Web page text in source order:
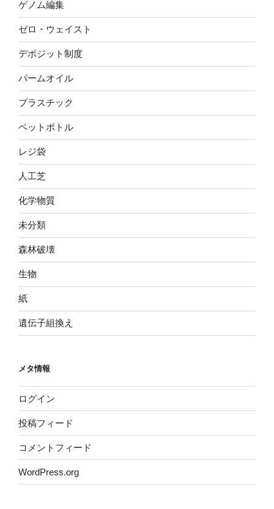
ゲノム編集
ゼロ・ウェイスト
デポジット制度
パームオイル
プラスチック
ペットボトル
レジ袋
人工芝
化学物質
未分類
森林破壊
生物
紙
遺伝子組換え
メタ情報
ログイン
投稿フィード
コメントフィード
WordPress.org